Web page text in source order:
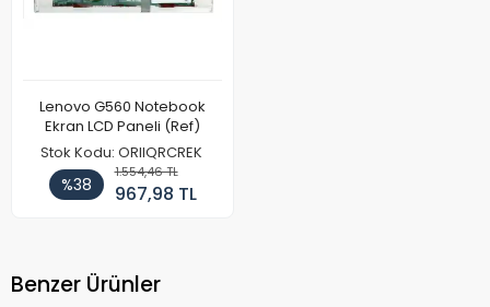
Lenovo G560 Notebook
Ekran LCD Paneli (Ref)
Stok Kodu: ORIIQRCREK
%38
1.554,46 TL
967,98 TL
Benzer Ürünler